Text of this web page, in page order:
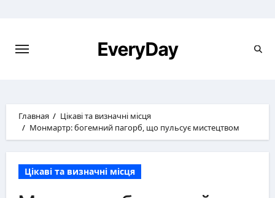
EveryDay
Главная
Цікаві та визначні місця
Монмартр: богемний пагорб, що пульсує мистецтвом
Цікаві та визначні місця